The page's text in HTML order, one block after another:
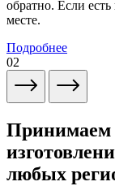
обратно. Если
месте.
Подробнее
02
Принимаем
любых